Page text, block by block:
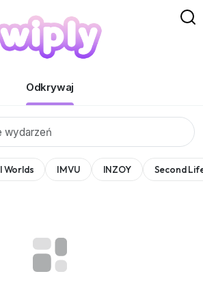
Odkrywaj
Worlds IMVU INZOY Second